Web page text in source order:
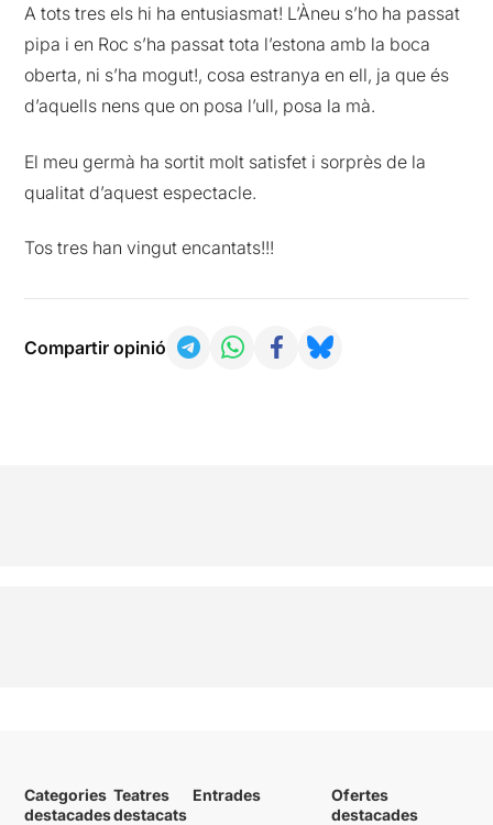
A tots tres els hi ha entusiasmat! L’Àneu s’ho ha passat
pipa i en Roc s’ha passat tota l’estona amb la boca
oberta, ni s’ha mogut!, cosa estranya en ell, ja que és
d’aquells nens que on posa l’ull, posa la mà.
El meu germà ha sortit molt satisfet i sorprès de la
qualitat d’aquest espectacle.
Tos tres han vingut encantats!!!
Compartir opinió
Categories
destacades
Teatres
destacats
Entrades
Ofertes
destacades